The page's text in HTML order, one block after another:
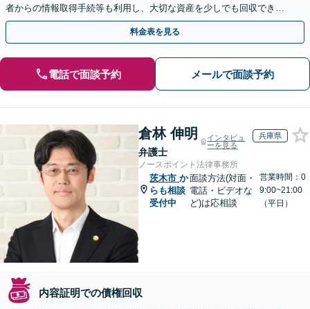
者からの情報取得手続等も利用し、大切な資産を少しでも回収できる
よう尽力します【フリーランス・個人事業主のご相談も対応】
料金表を見る
電話で面談予約 メールで面談予約
倉林 伸明
弁護士
インタビュ
ーを見る
兵庫県
ノースポイント法律事務所
茨木市 か
らも相談
受付中
面談方法(対面・
電話・ビデオな
ど)は応相談
営業時間：0
9:00~21:00
（平日）
内容証明での債権回収